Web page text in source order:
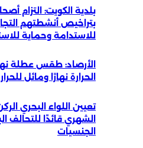
بلدية الكويت: التزام
بتراخيص أنشطتهم
للاستدامة وحماية
الأرصاد: طقس عطلة
الحرارة نهارًا ومائل
تعيين اللواء البحري
الشهري قائدًا للتحالف
الجنسيات